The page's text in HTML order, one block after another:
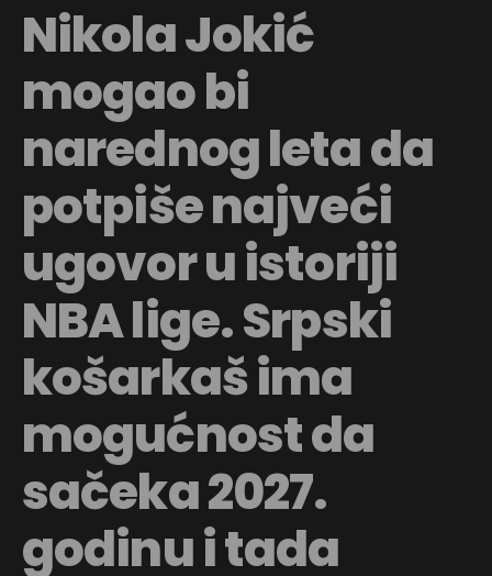
Nikola Jokić
mogao bi
narednog leta da
potpiše najveći
ugovor u istoriji
NBA lige. Srpski
košarkaš ima
mogućnost da
sačeka 2027.
godinu i tada